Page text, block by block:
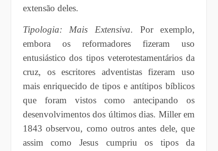
extensão deles.
Tipologia: Mais Extensiva. Por exemplo,
embora os reformadores fizeram uso
entusiástico dos tipos veterotestamentários da
cruz, os escritores adventistas fizeram uso
mais enriquecido de tipos e antítipos bíblicos
que foram vistos como antecipando os
desenvolvimentos dos últimos dias. Miller em
1843 observou, como outros antes dele, que
assim como Jesus cumpriu os tipos da